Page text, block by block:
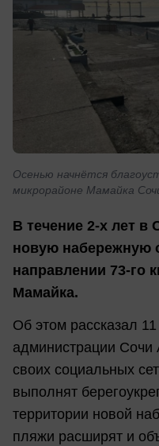
Осенью начнётся
микрорайоне Мамайка
В течение 2-х лет
новую набережную
направлении 73-го
Мамайка.
Об этом рассказал
администрации Сочи
своих социальных
выполнят
территории новой
пляжи расширят и